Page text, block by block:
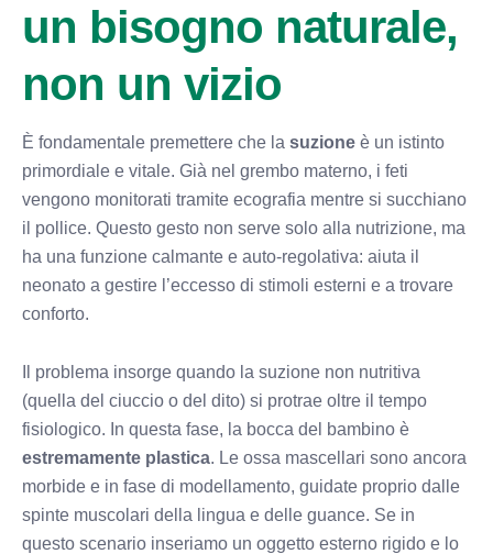
un bisogno naturale,
non un vizio
È fondamentale premettere che la suzione è un istinto
primordiale e vitale. Già nel grembo materno, i feti
vengono monitorati tramite ecografia mentre si succhiano
il pollice. Questo gesto non serve solo alla nutrizione, ma
ha una funzione calmante e auto-regolativa: aiuta il
neonato a gestire l’eccesso di stimoli esterni e a trovare
conforto.
Il problema insorge quando la suzione non nutritiva
(quella del ciuccio o del dito) si protrae oltre il tempo
fisiologico. In questa fase, la bocca del bambino è
estremamente plastica. Le ossa mascellari sono ancora
morbide e in fase di modellamento, guidate proprio dalle
spinte muscolari della lingua e delle guance. Se in
questo scenario inseriamo un oggetto esterno rigido e lo